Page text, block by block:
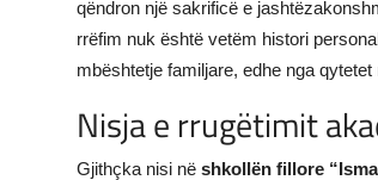
qëndron një sakrificë e
rrëfim nuk është vetëm histori
mbështetje familjare, edhe nga
Nisja e rrugëtimit
Gjithçka nisi në shkollën fillore